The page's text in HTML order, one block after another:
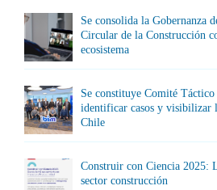
Se consolida la Gobernanza
Circular de la Construcción
ecosistema
Se constituye Comité
identificar casos y visibilizar
Chile
Construir con Ciencia 2025:
sector construcción